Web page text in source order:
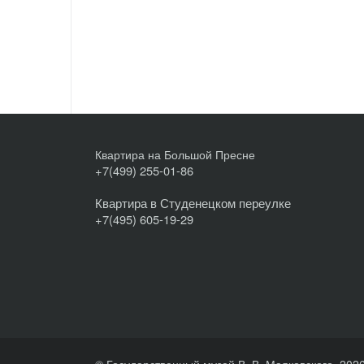
Квартира на Большой Пресне
+7(499) 255-01-86
Квартира в Студенецком переулке
+7(495) 605-19-29